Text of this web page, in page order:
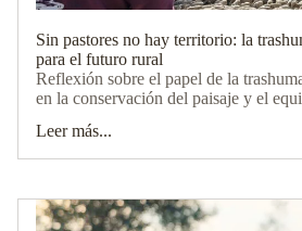
Sin pastores no hay territorio: la
para el futuro rural
Reflexión sobre el papel de la
en la conservación del paisaje y el
Leer más...